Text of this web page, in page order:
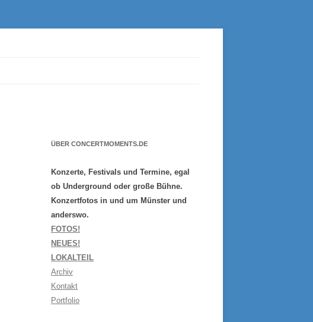
ÜBER CONCERTMOMENTS.DE
Konzerte, Festivals und Termine, egal
ob Underground oder große Bühne.
Konzertfotos in und um Münster und
anderswo.
FOTOS!
NEUES!
LOKALTEIL
Archiv
Kontakt
Portfolio